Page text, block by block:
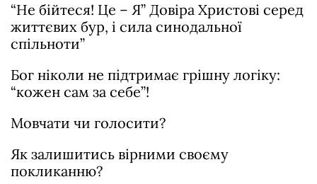
“Не бійтеся! Це – Я” Довіра Христові серед
життєвих бур, і сила синодальної
спільноти”
Бог ніколи не підтримає грішну логіку:
“кожен сам за себе”!
Мовчати чи голосити?
Як залишитись вірними своєму
покликанню?